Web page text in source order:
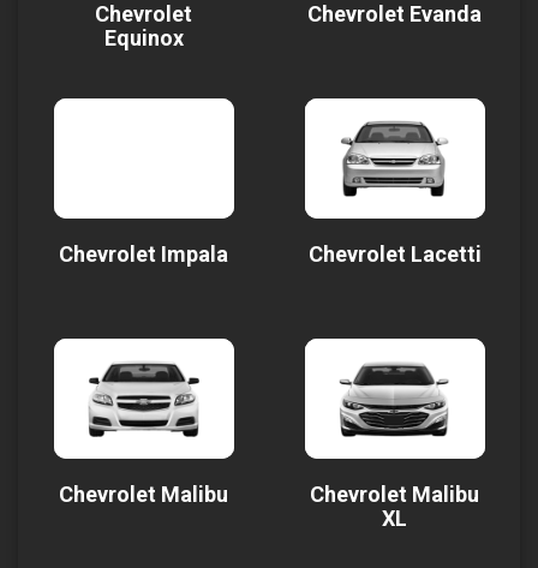
Chevrolet
Equinox
Chevrolet Evanda
Chevrolet Impala Chevrolet Lacetti
Chevrolet Malibu
Chevrolet Malibu
XL